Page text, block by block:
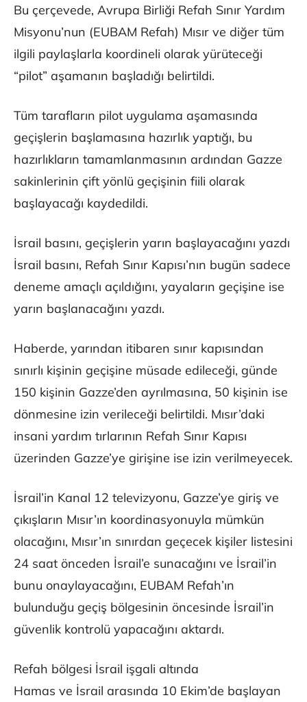
Bu çerçevede, Avrupa Birliği Refah Sınır Yardım
Misyonu’nun (EUBAM Refah) Mısır ve diğer tüm
ilgili paylaşlarla koordineli olarak yürüteceği
“pilot” aşamanın başladığı belirtildi.
Tüm tarafların pilot uygulama aşamasında
geçişlerin başlamasına hazırlık yaptığı, bu
hazırlıkların tamamlanmasının ardından Gazze
sakinlerinin çift yönlü geçişinin fiili olarak
başlayacağı kaydedildi.
İsrail basını, geçişlerin yarın başlayacağını yazdı
İsrail basını, Refah Sınır Kapısı’nın bugün sadece
deneme amaçlı açıldığını, yayaların geçişine ise
yarın başlanacağını yazdı.
Haberde, yarından itibaren sınır kapısından
sınırlı kişinin geçişine müsade edileceği, günde
150 kişinin Gazze’den ayrılmasına, 50 kişinin ise
dönmesine izin verileceği belirtildi. Mısır’daki
insani yardım tırlarının Refah Sınır Kapısı
üzerinden Gazze’ye girişine ise izin verilmeyecek.
İsrail’in Kanal 12 televizyonu, Gazze’ye giriş ve
çıkışların Mısır’ın koordinasyonuyla mümkün
olacağını, Mısır’ın sınırdan geçecek kişiler listesini
24 saat önceden İsrail’e sunacağını ve İsrail’in
bunu onaylayacağını, EUBAM Refah’ın
bulunduğu geçiş bölgesinin öncesinde İsrail’in
güvenlik kontrolü yapacağını aktardı.
Refah bölgesi İsrail işgali altında
Hamas ve İsrail arasında 10 Ekim’de başlayan